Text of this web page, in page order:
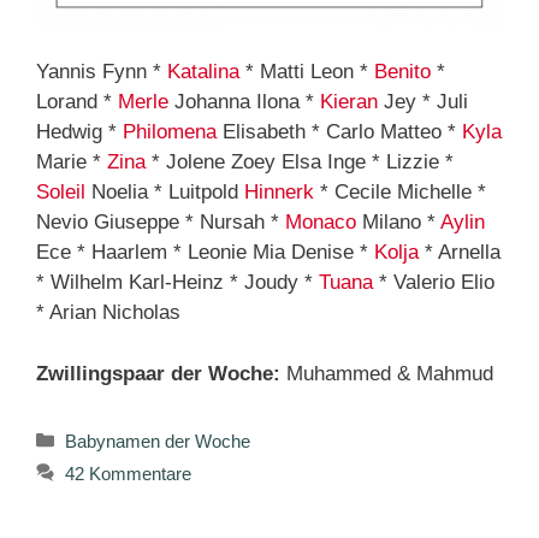
Yannis Fynn * Katalina* Matti Leon * Benito *
Lorand * Merle Johanna Ilona * Kieran Jey * Juli
Hedwig * PhilomenaElisabeth * Carlo Matteo * Kyla
Marie * Zina* Jolene Zoey Elsa Inge * Lizzie *
Soleil Noelia * Luitpold Hinnerk * Cecile Michelle *
Nevio Giuseppe * Nursah * Monaco Milano * Aylin
Ece * Haarlem * Leonie Mia Denise * Kolja* Arnella
* Wilhelm Karl-Heinz * Joudy * Tuana* Valerio Elio
* Arian Nicholas
Zwillingspaar der Woche: Muhammed & Mahmud
Kategorien
Babynamen der Woche
42 Kommentare